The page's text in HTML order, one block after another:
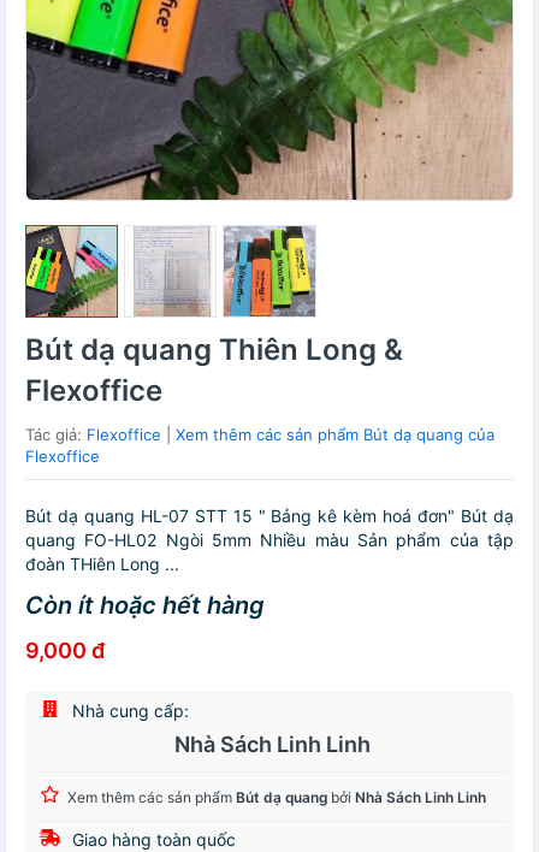
Bút dạ quang Thiên Long &
Flexoffice
Tác giả: Flexoffice
Xem thêm các sản phẩm Bút dạ quang của
Flexoffice
Bút dạ quang HL-07 STT 15 " Bảng kê kèm hoá đơn" Bút dạ
quang FO-HL02 Ngòi 5mm Nhiều màu Sản phẩm của tập
đoàn THiên Long ...
Còn ít hoặc hết hàng
9,000 đ
Nhà cung cấp:
Nhà Sách Linh Linh
Xem thêm các sản phẩm Bút dạ quang bởi Nhà Sách Linh Linh
Giao hàng toàn quốc